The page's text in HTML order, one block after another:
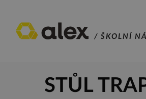
/ ŠKOLNÍ
STŮL